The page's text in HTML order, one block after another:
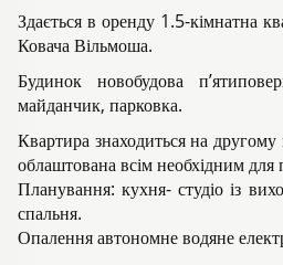
Здається в оренду 1.5-кімнатна
Ковача Вільмоша.
Будинок новобудова
майданчик, парковка.
Квартира знаходиться на
облаштована всім необхідним
Планування: кухня- студіо із
спальня.
Опалення автономне водяне